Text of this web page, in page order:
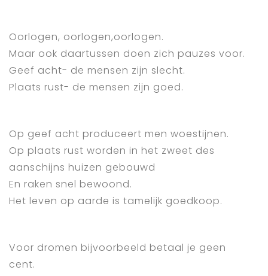
Oorlogen, oorlogen,oorlogen.
Maar ook daartussen doen zich pauzes voor.
Geef acht- de mensen zijn slecht.
Plaats rust- de mensen zijn goed.
Op geef acht produceert men woestijnen.
Op plaats rust worden in het zweet des
aanschijns huizen gebouwd
En raken snel bewoond.
Het leven op aarde is tamelijk goedkoop.
Voor dromen bijvoorbeeld betaal je geen
cent.